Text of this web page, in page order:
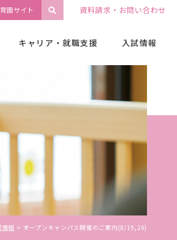
座
大学
レーション講座
キャリア・就職支援 入試情報
程一覧
選抜
薦型選抜
・一般選抜
資料請求・お問い合わせ
園サイト
情報 オープンキャンパス開催のご案内(8/19,26)